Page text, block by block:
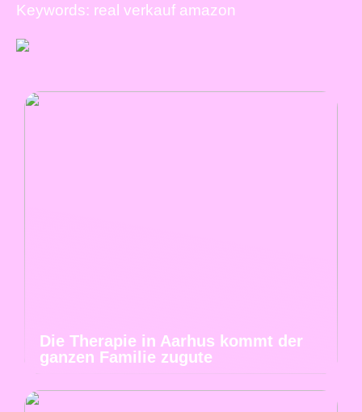
Keywords: real verkauf amazon
Die Therapie in Aarhus kommt der
ganzen Familie zugute